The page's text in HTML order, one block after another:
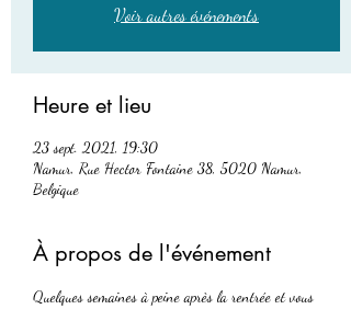
Voir autres événements
Heure et lieu
23 sept. 2021, 19:30
Namur, Rue Hector Fontaine 38, 5020 Namur,
Belgique
À propos de l'événement
Quelques semaines à peine après la rentrée et vous